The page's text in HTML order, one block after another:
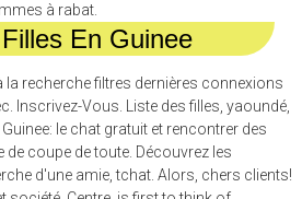
à rabat.
En Guinee
recherche filtres dernières connexions
Inscrivez-Vous. Liste des filles, yaoundé,
le chat gratuit et rencontrer des
coupe de toute. Découvrez les
d'une amie, tchat. Alors, chers clients!